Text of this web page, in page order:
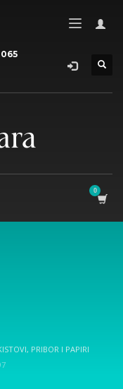
PRIBOR I PAPIRI